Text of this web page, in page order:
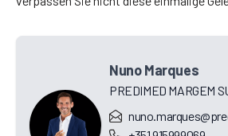
Nuno Marques
PREDIMED MARGEM